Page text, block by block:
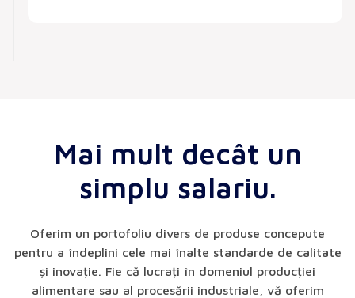
Mai mult decât un
simplu salariu.
Oferim un portofoliu divers de produse concepute
pentru a îndeplini cele mai înalte standarde de calitate
și inovație. Fie că lucrați în domeniul producției
alimentare sau al procesării industriale, vă oferim